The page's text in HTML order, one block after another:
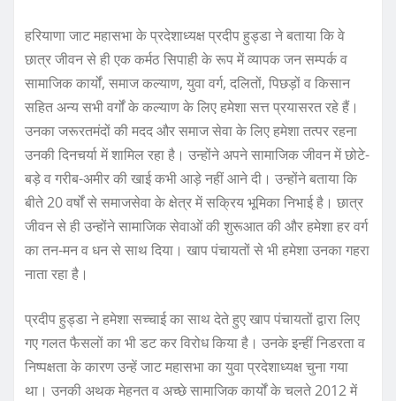
हरियाणा जाट महासभा के प्रदेशाध्यक्ष प्रदीप हुड्डा ने बताया कि वे
छात्र जीवन से ही एक कर्मठ सिपाही के रूप में व्यापक जन सम्पर्क व
सामाजिक कार्यों, समाज कल्याण, युवा वर्ग, दलितों, पिछड़ों व किसान
सहित अन्य सभी वर्गों के कल्याण के लिए हमेशा सत्त प्रयासरत रहे हैं।
उनका जरूरतमंदों की मदद और समाज सेवा के लिए हमेशा तत्पर रहना
उनकी दिनचर्या में शामिल रहा है। उन्होंने अपने सामाजिक जीवन में छोटे-
बड़े व गरीब-अमीर की खाई कभी आड़े नहीं आने दी। उन्होंने बताया कि
बीते 20 वर्षों से समाजसेवा के क्षेत्र में सक्रिय भूमिका निभाई है। छात्र
जीवन से ही उन्होंने सामाजिक सेवाओं की शुरूआत की और हमेशा हर वर्ग
का तन-मन व धन से साथ दिया। खाप पंचायतों से भी हमेशा उनका गहरा
नाता रहा है।
प्रदीप हुड्डा ने हमेशा सच्चाई का साथ देते हुए खाप पंचायतों द्वारा लिए
गए गलत फैसलों का भी डट कर विरोध किया है। उनके इन्हीं निडरता व
निष्पक्षता के कारण उन्हें जाट महासभा का युवा प्रदेशाध्यक्ष चुना गया
था। उनकी अथक मेहनत व अच्छे सामाजिक कार्यों के चलते 2012 में